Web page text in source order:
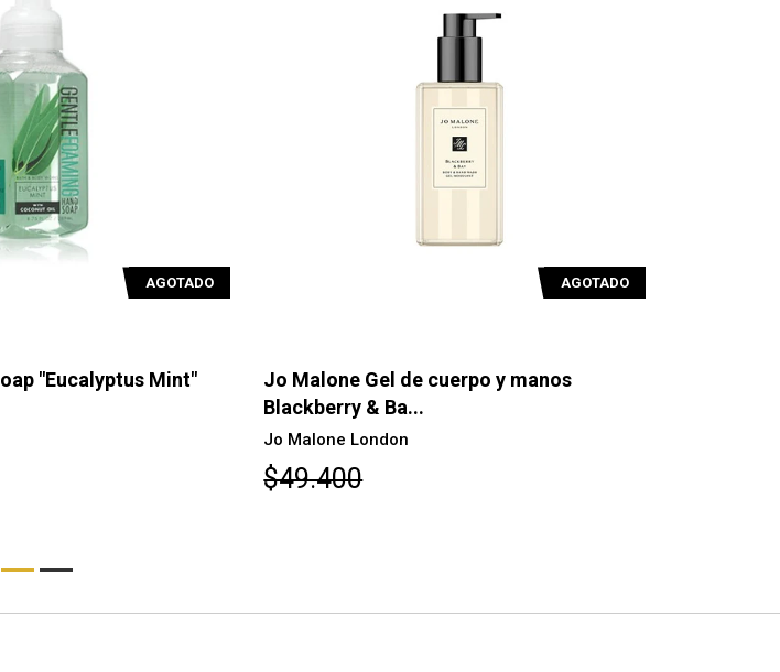
AGOTADO
cuerpo y manos
Jo Malone Gel de cuerpo y manos Peony
& Blush S...
Jo Malone London
$49.400